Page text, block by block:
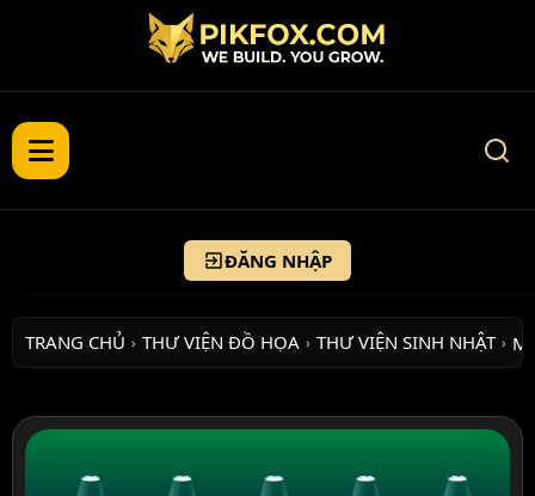
ĐĂNG NHẬP
TRANG CHỦ › THƯ VIỆN ĐỒ HỌA › THƯ VIỆN SINH NHẬT ›